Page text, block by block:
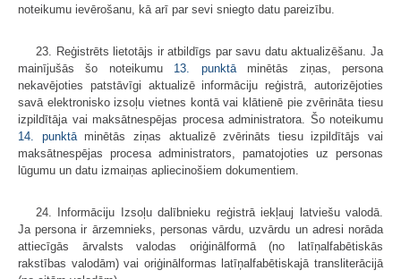
noteikumu ievērošanu, kā arī par sevi sniegto datu pareizību.
23. Reģistrēts lietotājs ir atbildīgs par savu datu aktualizēšanu. Ja
mainījušās šo noteikumu 13. punktāminētās ziņas, persona
nekavējoties patstāvīgi aktualizē informāciju reģistrā, autorizējoties
savā elektronisko izsoļu vietnes kontā vai klātienē pie zvērināta tiesu
izpildītāja vai maksātnespējas procesa administratora. Šo noteikumu
14. punktāminētās ziņas aktualizē zvērināts tiesu izpildītājs vai
maksātnespējas procesa administrators, pamatojoties uz personas
lūgumu un datu izmaiņas apliecinošiem dokumentiem.
24. Informāciju Izsoļu dalībnieku reģistrā iekļauj latviešu valodā.
Ja persona ir ārzemnieks, personas vārdu, uzvārdu un adresi norāda
attiecīgās ārvalsts valodas oriģinālformā (no latīņalfabētiskās
rakstības valodām) vai oriģinālformas latīņalfabētiskajā transliterācijā